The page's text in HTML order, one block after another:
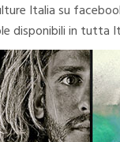
Italia su
disponibili in tutta